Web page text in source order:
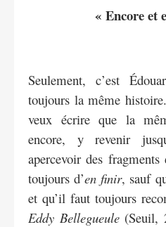
« Encore et
Seulement, c’est
toujours la même
veux écrire que la
encore, y revenir
apercevoir des
toujours d’en finir, sauf
et qu’il faut toujours
Eddy Bellegueule(Seuil,